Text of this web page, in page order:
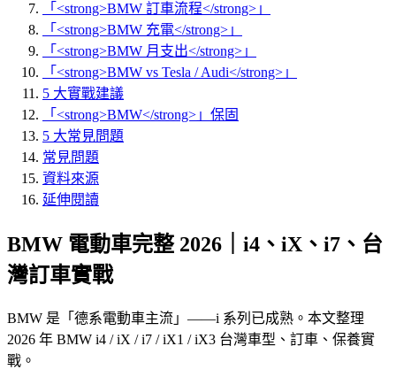
「<strong>BMW 訂車流程</strong>」
「<strong>BMW 充電</strong>」
「<strong>BMW 月支出</strong>」
「<strong>BMW vs Tesla / Audi</strong>」
5 大實戰建議
「<strong>BMW</strong>」保固
5 大常見問題
常見問題
資料來源
延伸閱讀
BMW 電動車完整 2026｜i4、iX、i7、台
灣訂車實戰
BMW 是「 德系電動車主流 」——i 系列已成熟。本文整理
2026 年 BMW i4 / iX / i7 / iX1 / iX3 台灣車型、訂車、保養實
戰。